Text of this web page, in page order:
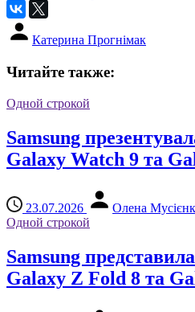
Катерина Прогнімак
Читайте также:
Одной строкой
Samsung
Galaxy Watch 9 та
23.07.2026
Олена
Одной строкой
Samsung
Galaxy Z Fold 8 та